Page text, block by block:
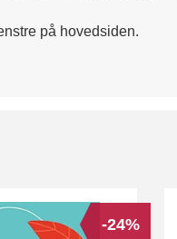
på hovedsiden.
-24%